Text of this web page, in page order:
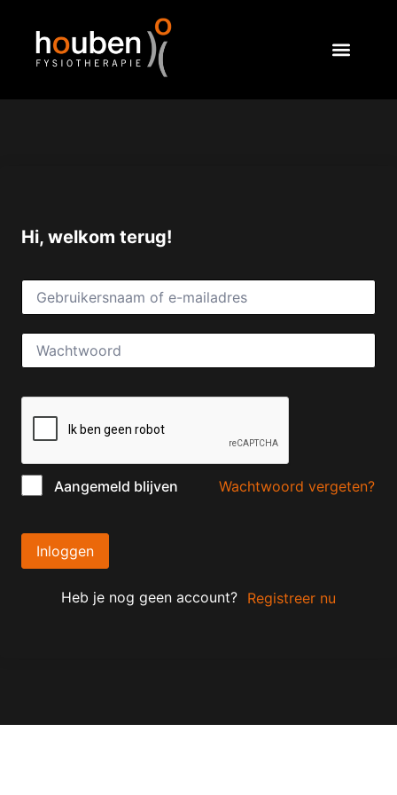
Hi, welkom terug!
Aangemeld blijven Wachtwoord vergeten?
Inloggen
Heb je nog geen account? Registreer nu